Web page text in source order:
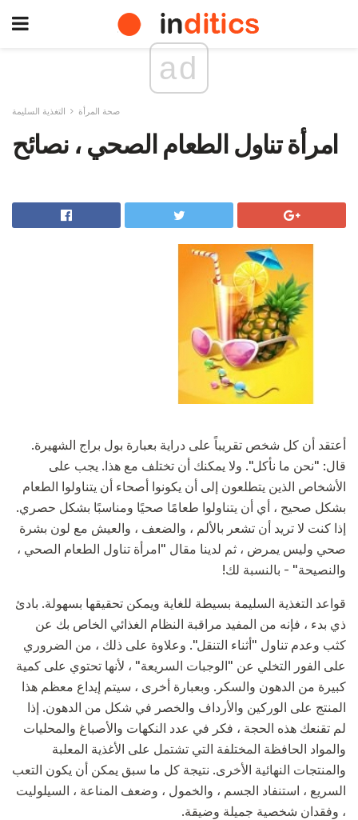
ad
صحة المرأة التغذية السليمة
امرأة تناول الطعام الصحي ، نصائح
أعتقد أن كل شخص تقريباً على دراية بعبارة بول براج الشهيرة.
قال: "نحن ما نأكل". ولا يمكنك أن تختلف مع هذا. يجب على
الأشخاص الذين يتطلعون إلى أن يكونوا أصحاء أن يتناولوا الطعام
بشكل صحيح ، أي أن يتناولوا طعامًا صحيًا ومناسبًا بشكل حصري.
إذا كنت لا تريد أن تشعر بالألم ، والضعف ، والعيش مع لون بشرة
صحي وليس يمرض ، ثم لدينا مقال "امرأة تناول الطعام الصحي ،
والنصيحة" - بالنسبة لك!
قواعد التغذية السليمة بسيطة للغاية ويمكن تحقيقها بسهولة. بادئ
ذي بدء ، فإنه من المفيد مراقبة النظام الغذائي الخاص بك عن
كثب وعدم تناول "أثناء التنقل". وعلاوة على ذلك ، من الضروري
على الفور التخلي عن "الوجبات السريعة" ، لأنها تحتوي على كمية
كبيرة من الدهون والسكر. وبعبارة أخرى ، سيتم إيداع معظم هذا
المنتج على الوركين والأرداف والخصر في شكل من الدهون. إذا
لم تقنعك هذه الحجة ، فكر في عدد النكهات والأصباغ والمحليات
والمواد الحافظة المختلفة التي تشتمل على الأغذية المعلبة
والمنتجات النهائية الأخرى. نتيجة كل ما سبق يمكن أن يكون التعب
السريع ، استنفاد الجسم ، والخمول ، وضعف المناعة ، السيلوليت
، وفقدان شخصية جميلة وضيقة.